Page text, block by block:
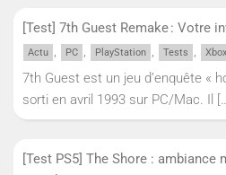
[Test] 7th Guest Remake : Votre
Actu , PC , PlayStation , Tests , Xbox
7th Guest est un jeu d’enquête «
sorti en avril 1993 sur PC/Mac. Il
[Test PS5] The Shore : ambiance